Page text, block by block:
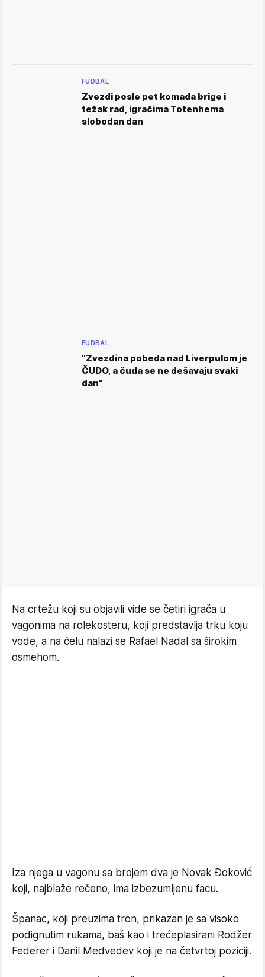
FUDBAL
Zvezdi posle pet komada brige i
težak rad, igračima Totenhema
slobodan dan
FUDBAL
"Zvezdina pobeda nad Liverpulom je
ČUDO, a čuda se ne dešavaju svaki
dan"
Na crtežu koji su objavili vide se četiri igrača u
vagonima na rolekosteru, koji predstavlja trku koju
vode, a na čelu nalazi se Rafael Nadal sa širokim
osmehom.
Iza njega u vagonu sa brojem dva je Novak Đoković
koji, najblaže rečeno, ima izbezumljenu facu.
Španac, koji preuzima tron, prikazan je sa visoko
podignutim rukama, baš kao i trećeplasirani Rodžer
Federer i Danil Medvedev koji je na četvrtoj poziciji.